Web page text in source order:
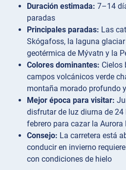
Duración estimada: 7–14
paradas
Principales paradas: Las
Skógafoss, la laguna
geotérmica de Mývatn y la
Colores dominantes: Cielos
campos volcánicos verde
montaña morado profundo
Mejor época para visitar:
disfrutar de luz diurna de 24
febrero para cazar la Aurora
Consejo: La carretera está
conducir en invierno
con condiciones de hielo